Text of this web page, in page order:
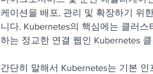
케이션을 배포, 관리 및 확장하기 위
니다. Kubernetes의 핵심에는 클러
하는 정교한 연결 웹인 Kubernetes
간단히 말해서 Kubernetes는 기본